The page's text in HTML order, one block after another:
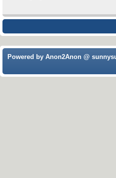
Powered by Anon2Anon @